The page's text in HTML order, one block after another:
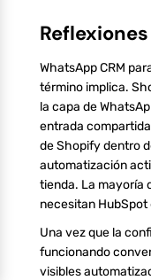
WhatsApp CRM
término implica.
la capa de
entrada
de Shopify dentro
automatización
tienda. La mayoría
necesitan HubSpot
Una vez que la
funcionando
visibles